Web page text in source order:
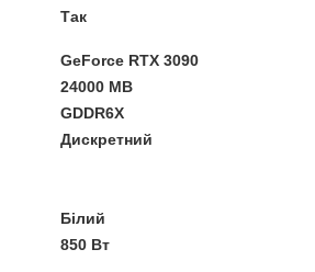
Так
GeForce RTX 3090
24000 MB
GDDR6X
Дискретний
Білий
850 Вт